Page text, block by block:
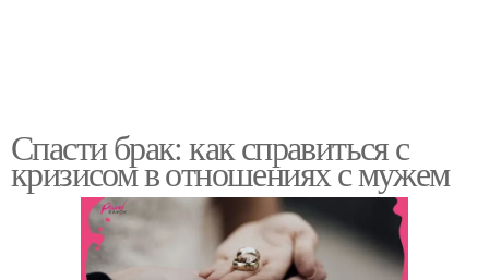
Спасти брак: как справиться с
кризисом в отношениях с мужем